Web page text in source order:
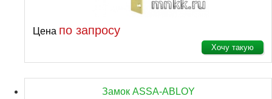
Цена по запросу
Хочу такую
Замок ASSA-ABLOY